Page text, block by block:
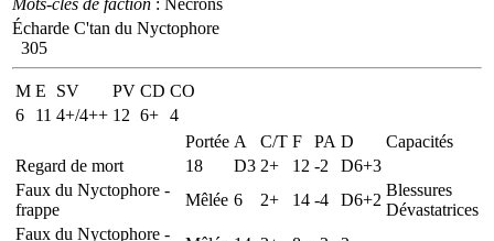
Écharde C'tan du Nyctophore
305
M E SV PV CD CO
6
11 4+/4++ 12 6+ 4
Portée A C/T F PA D
Capacités
Regard de mort
18 D3 2+ 12 -2
D6+3
Faux du Nyctophore -
frappe
Mêlée 6 2+ 14 -4 D6+2
Blessures
Dévastatrices
Faux du Nyctophore -